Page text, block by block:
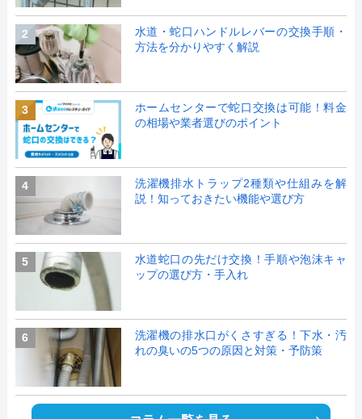
2
水道・蛇口ハンドルレバーの交換手順・
方法を分かりやすく解説
3
ホームセンターで蛇口交換は可能！料金
の相場や業者選びのポイント
4
洗濯機排水トラップ2種類や仕組みを解
説！知っておきたい機能や選び方
5
水道蛇口の先だけ交換！手順や泡沫キャ
ップの選び方・手入れ
6
洗濯機の排水口がくさすぎる！下水・汚
れの臭いの5つの原因と対策・予防策